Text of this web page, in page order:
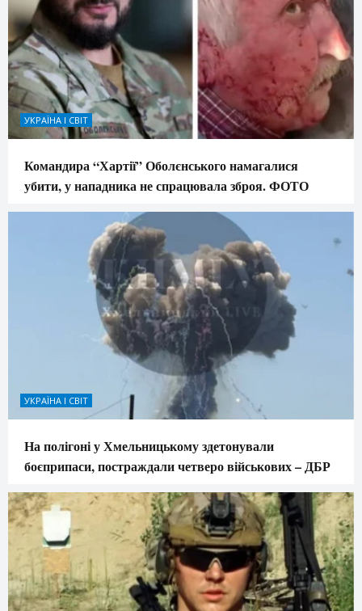
УКРАЇНА І СВІТ
Командира “Хартії” Оболєнського намагалися
убити, у нападника не спрацювала зброя. ФОТО
УКРАЇНА І СВІТ
На полігоні у Хмельницькому здетонували
боєприпаси, постраждали четверо військових – ДБР